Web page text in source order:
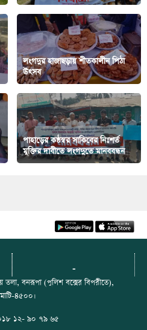
লংগদুর হাজাছড়ায় শীতকালীন পিঠা
উৎসব
পাহাড়ের কন্ঠস্বর সাকিবের নিঃশর্ত
মুক্তির দাবীতে লংগদুতে মানববন্ধন
-
তলা, বনরূপা (পুলিশ বক্সের বিপরীতে),
৪৫০০।
১২- ৯০ ৭৯ ৬৫